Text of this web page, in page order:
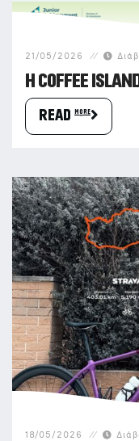
21/05/2026
Η COFFEE
READ more
18/05/2026